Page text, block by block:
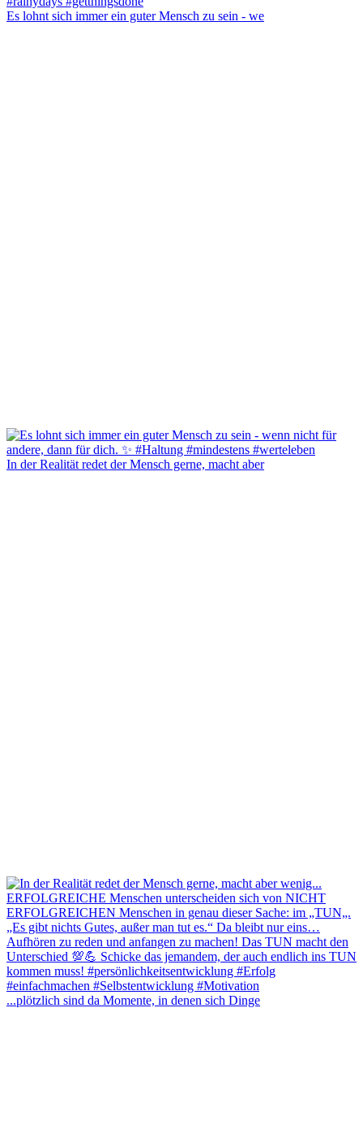
Es lohnt sich immer ein guter Mensch zu sein - we
In der Realität redet der Mensch gerne, macht aber
...plötzlich sind da Momente, in denen sich Dinge